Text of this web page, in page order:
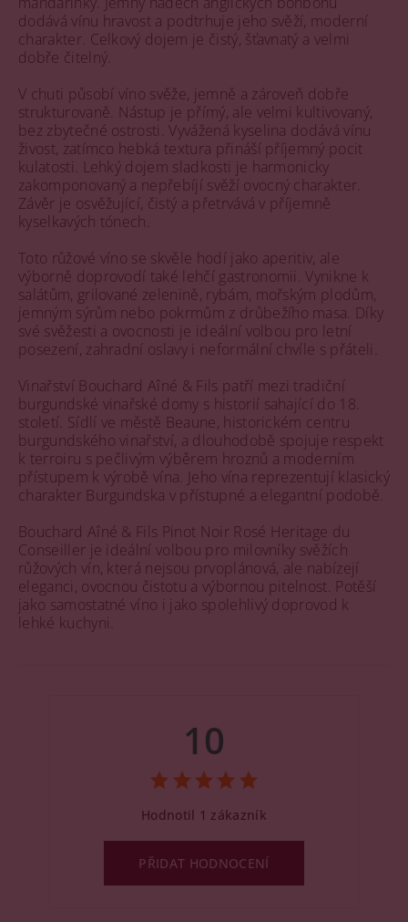
dodává vínu hravost a podtrhuje jeho svěží, moderní
charakter. Celkový dojem je čistý, šťavnatý a velmi
dobře čitelný.
V chuti působí víno svěže, jemně a zároveň dobře
strukturovaně. Nástup je přímý, ale velmi kultivovaný,
bez zbytečné ostrosti. Vyvážená kyselina dodává vínu
živost, zatímco hebká textura přináší příjemný pocit
kulatosti. Lehký dojem sladkosti je harmonicky
zakomponovaný a nepřebíjí svěží ovocný charakter.
Závěr je osvěžující, čistý a přetrvává v příjemně
kyselkavých tónech.
Toto růžové víno se skvěle hodí jako aperitiv, ale
výborně doprovodí také lehčí gastronomii. Vynikne k
salátům, grilované zelenině, rybám, mořským plodům,
jemným sýrům nebo pokrmům z drůbežího masa. Díky
své svěžesti a ovocnosti je ideální volbou pro letní
posezení, zahradní oslavy i neformální chvíle s přáteli.
Vinařství Bouchard Aîné & Fils patří mezi tradiční
burgundské vinařské domy s historií sahající do 18.
století. Sídlí ve městě Beaune, historickém centru
burgundského vinařství, a dlouhodobě spojuje respekt
k terroiru s pečlivým výběrem hroznů a moderním
přístupem k výrobě vína. Jeho vína reprezentují klasický
charakter Burgundska v přístupné a elegantní podobě.
Bouchard Aîné & Fils Pinot Noir Rosé Heritage du
Conseiller je ideální volbou pro milovníky svěžích
růžových vín, která nejsou prvoplánová, ale nabízejí
eleganci, ovocnou čistotu a výbornou pitelnost. Potěší
jako samostatné víno i jako spolehlivý doprovod k
lehké kuchyni.
10
Hodnotil 1 zákazník
PŘIDAT HODNOCENÍ